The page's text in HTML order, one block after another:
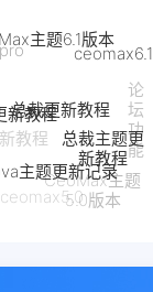
主题6.1版本
ceomax6.1
论
坛
功
能
教程
新教程
总裁主题更
新教程
CeoMax主题
5.0版本
ceomax5.0
主题更新记录